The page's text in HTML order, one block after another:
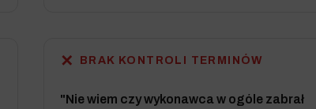
✕ BRAK KONTROLI TERMINÓW
"Nie wiem czy wykonawca w ogóle zabrał